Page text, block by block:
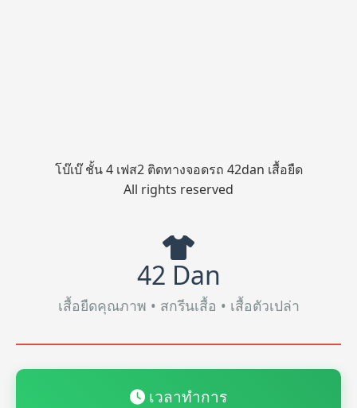
โบ๊เบ๊ ชั้น 4 เฟส2 ติดทางจอดรถ 42dan เสื้อยืด
All rights reserved
42 Dan
เสื้อยืดคุณภาพ • สกรีนเสื้อ • เสื้อตัวเปล่า
เวลาทำการ